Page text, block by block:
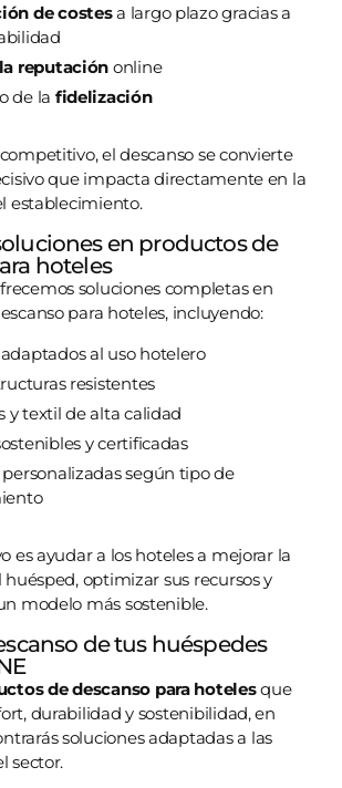
de costesa largo plazo gracias a
reputación online
de la fidelización
el descanso se convierte
que impacta directamente en la
establecimiento.
en productos de
hoteles
soluciones completas en
para hoteles, incluyendo:
al uso hotelero
resistentes
y textil de alta calidad
y certificadas
según tipo de
es ayudar a los hoteles a mejorar la
optimizar sus recursos y
modelo más sostenible.
de tus huéspedes
de descanso para hotelesque
durabilidad y sostenibilidad, en
soluciones adaptadas a las
sector.